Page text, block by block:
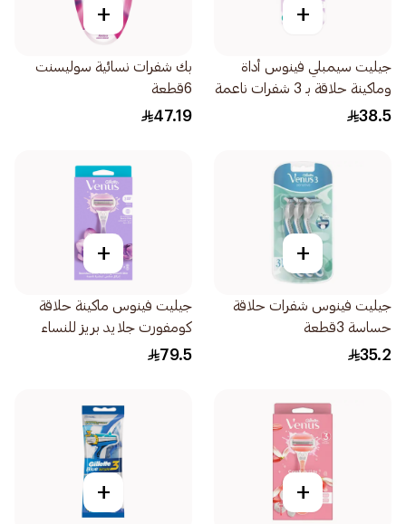
+
جيليت سيمبلي فينوس أداة
وماكينة حلاقة بـ 3 شفرات ناعمة
3قطعة
38.5
+
بك شفرات نسائية سوليسنت
6قطعة
47.19
+
جيليت فينوس شفرات حلاقة
حساسة 3قطعة
35.2
+
جيليت فينوس ماكينة حلاقة
كومفورت جلايد بريز للنساء
1قطعة
79.5
+
+